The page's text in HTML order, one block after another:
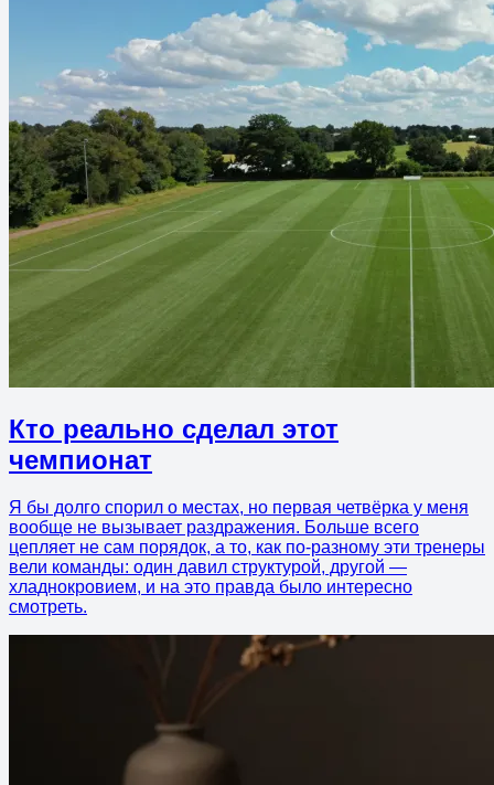
Кто реально сделал этот
чемпионат
Я бы долго спорил о местах, но первая четвёрка у меня
вообще не вызывает раздражения. Больше всего
цепляет не сам порядок, а то, как по-разному эти тренеры
вели команды: один давил структурой, другой —
хладнокровием, и на это правда было интересно
смотреть.